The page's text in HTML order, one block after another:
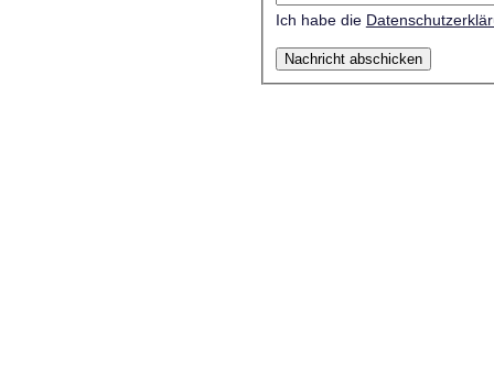
Ich habe die